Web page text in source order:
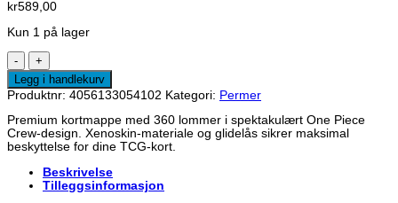
kr589,00
Kun 1 på lager
Ultimate
Guard
Zipfolio
360
One
Piece
-
antall
Legg i handlekurv
Produktnr: 4056133054102 Kategori: Permer
Premium kortmappe med 360 lommer i spektakulært One Piece
Crew-design. Xenoskin-materiale og glidelås sikrer maksimal
beskyttelse for dine TCG-kort.
Beskrivelse
Tilleggsinformasjon